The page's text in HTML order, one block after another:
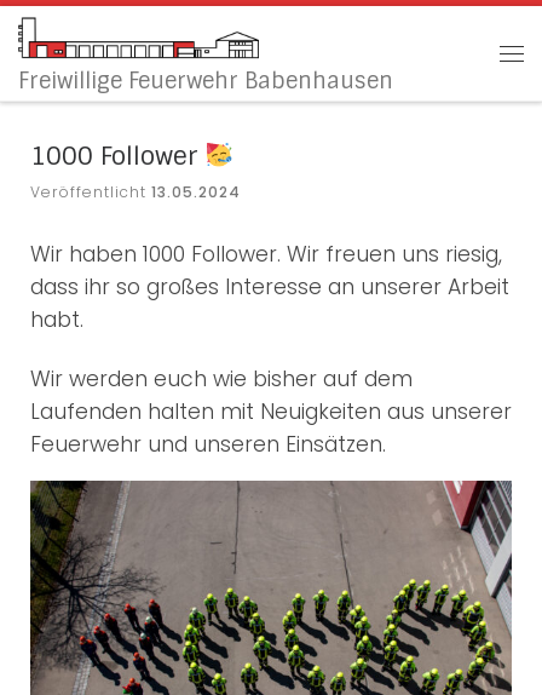
Zum Inhalt springen
Freiwillige Feuerwehr Babenhausen
1000 Follower
Veröffentlicht 13.05.2024
Wir haben 1000 Follower. Wir freuen uns riesig,
dass ihr so großes Interesse an unserer Arbeit
habt.
Wir werden euch wie bisher auf dem
Laufenden halten mit Neuigkeiten aus unserer
Feuerwehr und unseren Einsätzen.